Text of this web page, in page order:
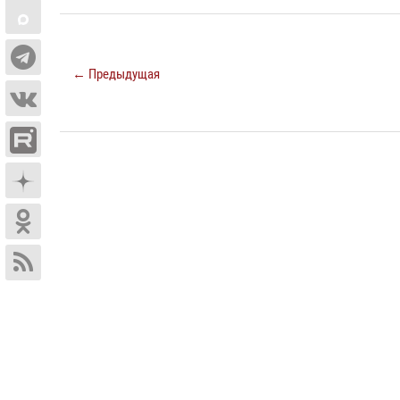
← Предыдущая